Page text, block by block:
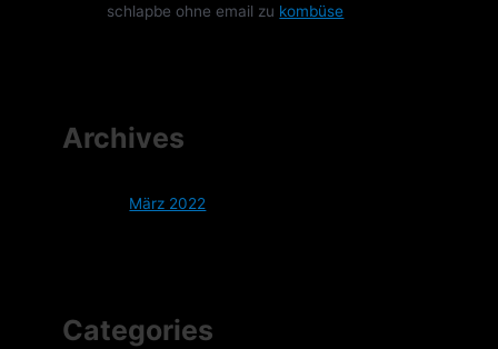
schlapbe ohne email zu kombüse
Archives
März 2022
Categories